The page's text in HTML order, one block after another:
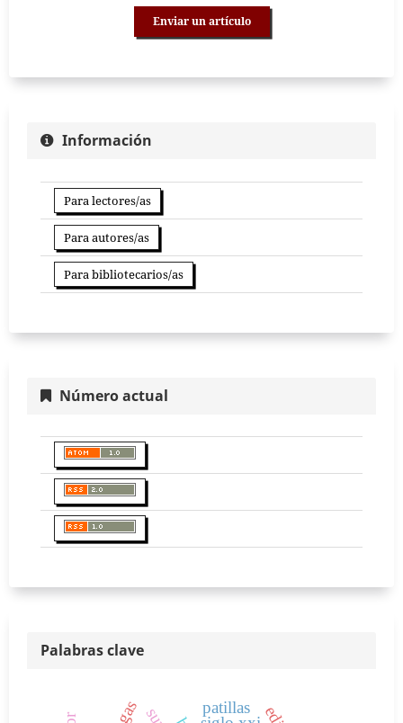
Enviar un artículo
Información
Para lectores/as
Para autores/as
Para bibliotecarios/as
Número actual
Palabras clave
patillas